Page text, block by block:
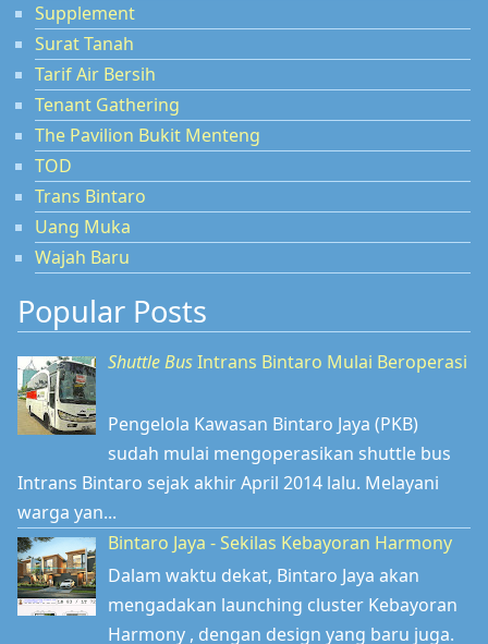
Supplement
Surat Tanah
Tarif Air Bersih
Tenant Gathering
The Pavilion Bukit Menteng
TOD
Trans Bintaro
Uang Muka
Wajah Baru
Popular Posts
Shuttle BusIntrans Bintaro Mulai Beroperasi
Pengelola Kawasan Bintaro Jaya (PKB)
sudah mulai mengoperasikan shuttle bus
Intrans Bintaro sejak akhir April 2014 lalu. Melayani
warga yan...
Bintaro Jaya - Sekilas Kebayoran Harmony
Dalam waktu dekat, Bintaro Jaya akan
mengadakan launching cluster Kebayoran
Harmony , dengan design yang baru juga.